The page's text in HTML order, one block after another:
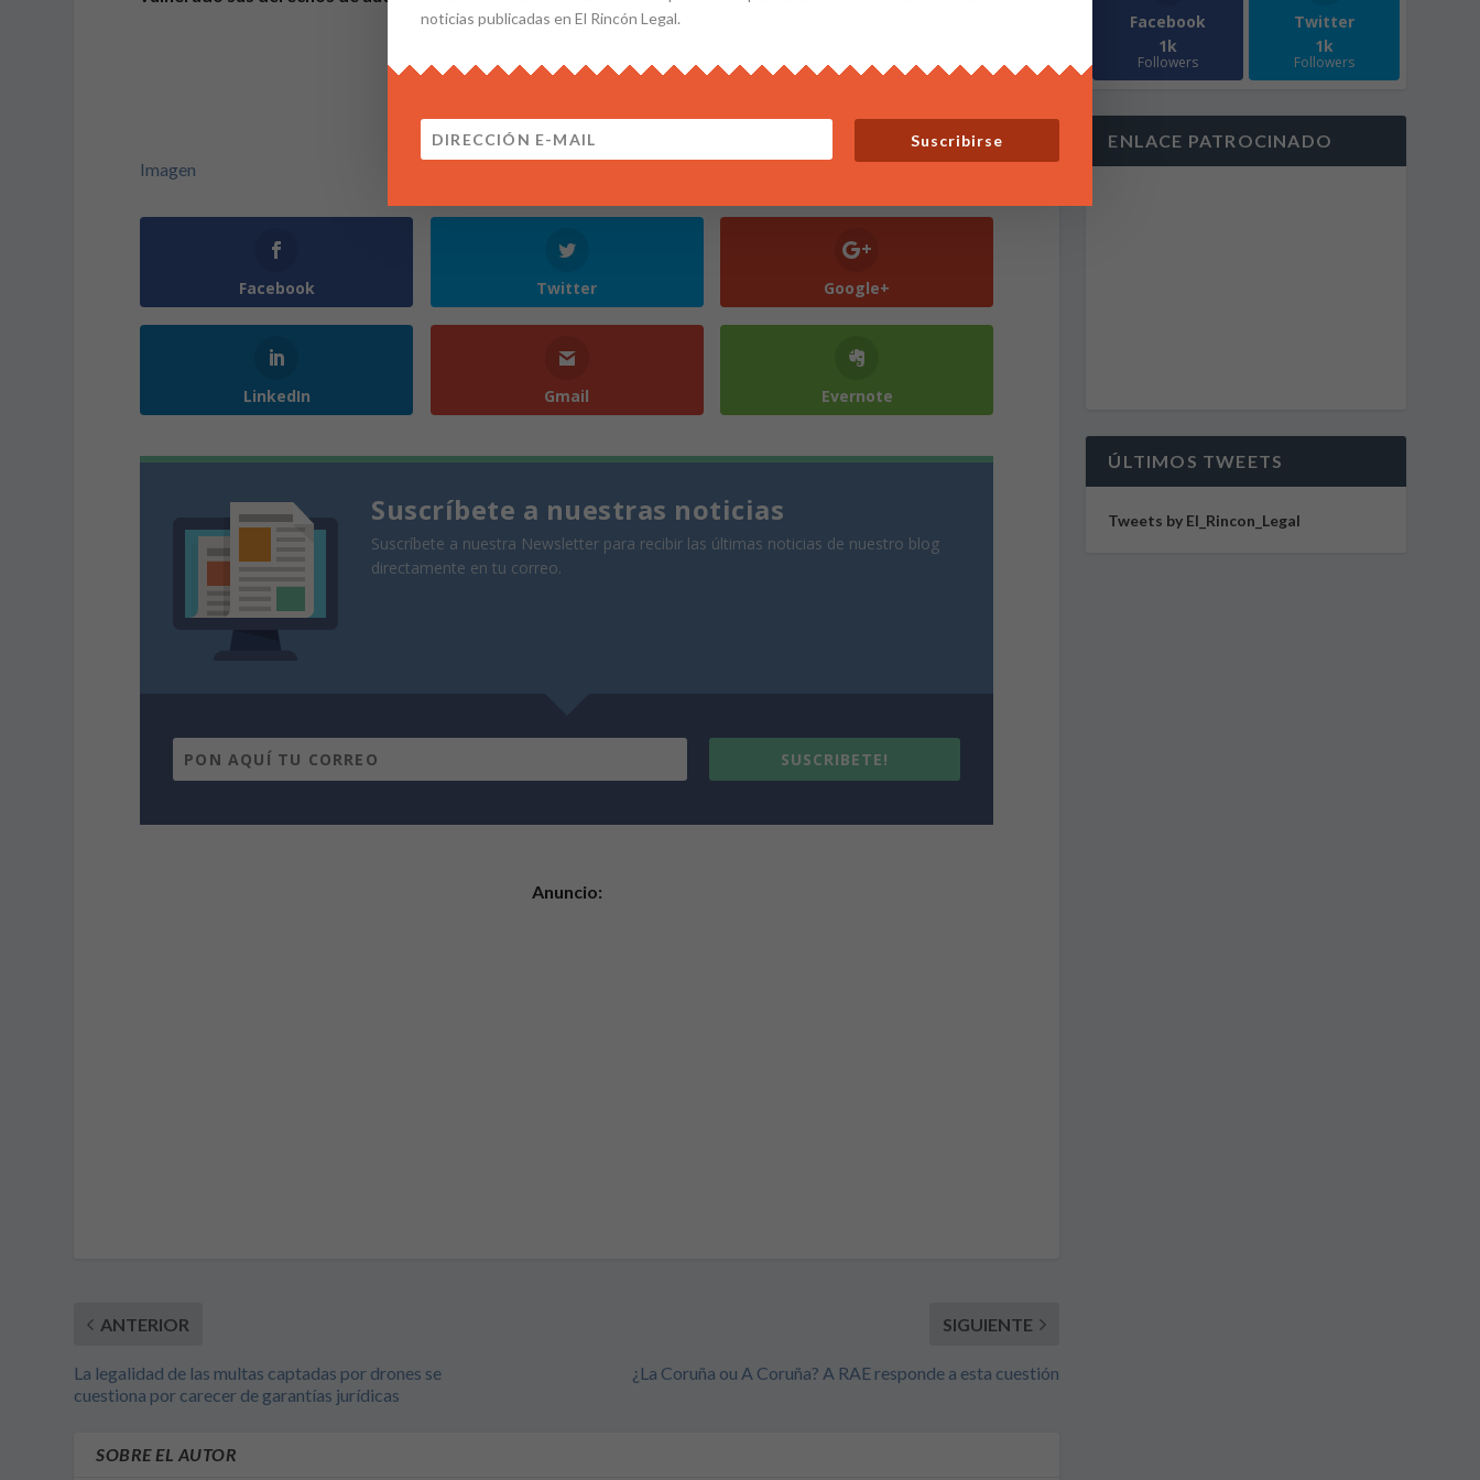
Imagen
Facebook Twitter Google+
LinkedIn Gmail Evernote
Suscríbete a nuestras noticias
Suscríbete a nuestra Newsletter para recibir las últimas noticias de nuestro blog
directamente en tu correo.
SUSCRIBETE!
Anuncio:
ANTERIOR
La legalidad de las multas captadas por drones se
cuestiona por carecer de garantías jurídicas
SIGUIENTE
¿La Coruña ou A Coruña? A RAE responde a esta cuestión
SOBRE EL AUTOR
Facebook
1k
Followers
Twitter
1k
Followers
ENLACE PATROCINADO
ÚLTIMOS TWEETS
Tweets by El_Rincon_Legal
noticias publicadas en El Rincón Legal.
Suscribirse